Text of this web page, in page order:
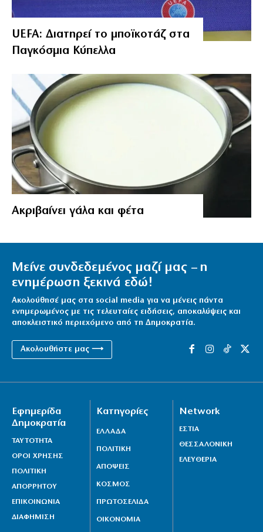
UEFA: Διατηρεί το μποϊκοτάζ στα
Παγκόσμια Κύπελλα
Aκριβαίνει γάλα και φέτα
Μείνε συνδεδεμένος μαζί μας – η
ενημέρωση ξεκινά εδώ!
Ακολούθησέ μας στα social media για να μένεις πάντα
ενημερωμένος με τις τελευταίες ειδήσεις, αποκαλύψεις και
αποκλειστικό περιεχόμενο από τη Δημοκρατία.
Ακολουθήστε μας ⟶
Εφημερίδα
Δημοκρατία
ΤΑΥΤΟΤΗΤΑ
ΟΡΟΙ ΧΡΗΣΗΣ
ΠΟΛΙΤΙΚΗ
ΑΠΟΡΡΗΤΟΥ
ΕΠΙΚΟΙΝΩΝΙΑ
ΔΙΑΦΗΜΙΣΗ
Κατηγορίες
ΕΛΛΑΔΑ
ΠΟΛΙΤΙΚΗ
ΑΠΟΨΕΙΣ
ΚΟΣΜΟΣ
ΠΡΩΤΟΣΕΛΙΔΑ
ΟΙΚΟΝΟΜΙΑ
Network
ΕΣΤΙΑ
ΘΕΣΣΑΛΟΝΙΚΗ
ΕΛΕΥΘΕΡΙΑ